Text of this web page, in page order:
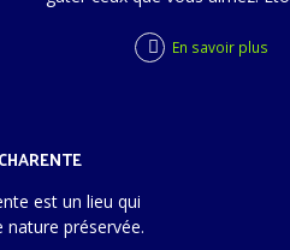
En savoir plus
est un lieu qui
préservée.